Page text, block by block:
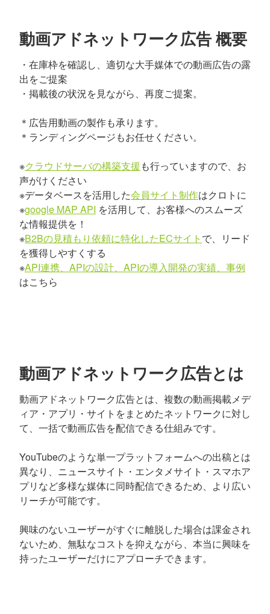
動画アドネットワーク広告 概要
・在庫枠を確認し、適切な大手媒体での動画広告の露
出をご提案
・掲載後の状況を見ながら、再度ご提案。
＊広告用動画の製作も承ります。
＊ランディングページもお任せください。
※クラウドサーバの構築支援も行っていますので、お
声がけください
※データベースを活用した会員サイト制作はクロトに
※google MAP API を活用して、お客様へのスムーズ
な情報提供を！
※B2Bの見積もり依頼に特化したECサイト で、リード
を獲得しやすくする
※API連携、APIの設計、APIの導入開発の実績、事例
はこちら
動画アドネットワーク広告とは
動画アドネットワーク広告とは、複数の動画掲載メデ
ィア・アプリ・サイトをまとめたネットワークに対し
て、一括で動画広告を配信できる仕組みです。
YouTubeのような単一プラットフォームへの出稿とは
異なり、ニュースサイト・エンタメサイト・スマホア
プリなど多様な媒体に同時配信できるため、より広い
リーチが可能です。
興味のないユーザーがすぐに離脱した場合は課金され
ないため、無駄なコストを抑えながら、本当に興味を
持ったユーザーだけにアプローチできます。